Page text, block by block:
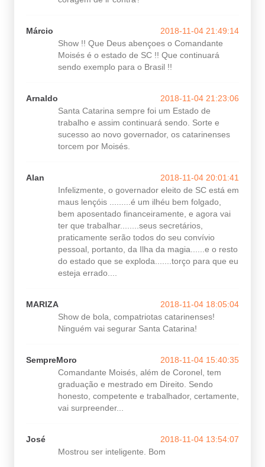
Márcio
2018-11-04 21:49:14
Show !! Que Deus abençoes o Comandante
Moisés é o estado de SC !! Que continuará
sendo exemplo para o Brasil !!
Arnaldo
2018-11-04 21:23:06
Santa Catarina sempre foi um Estado de
trabalho e assim continuará sendo. Sorte e
sucesso ao novo governador, os catarinenses
torcem por Moisés.
Alan
2018-11-04 20:01:41
Infelizmente, o governador eleito de SC está em
maus lençóis .........é um ilhéu bem folgado,
bem aposentado financeiramente, e agora vai
ter que trabalhar........seus secretários,
praticamente serão todos do seu convívio
pessoal, portanto, da Ilha da magia......e o resto
do estado que se exploda.......torço para que eu
esteja errado....
MARIZA
2018-11-04 18:05:04
Show de bola, compatriotas catarinenses!
Ninguém vai segurar Santa Catarina!
SempreMoro
2018-11-04 15:40:35
Comandante Moisés, além de Coronel, tem
graduação e mestrado em Direito. Sendo
honesto, competente e trabalhador, certamente,
vai surpreender...
José
2018-11-04 13:54:07
Mostrou ser inteligente. Bom